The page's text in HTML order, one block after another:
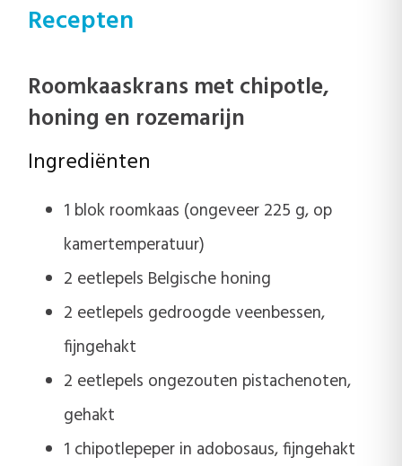
Recepten
Roomkaaskrans met chipotle,
honing en rozemarijn
Ingrediënten
1 blok roomkaas (ongeveer 225 g, op
kamertemperatuur)
2 eetlepels Belgische honing
2 eetlepels gedroogde veenbessen,
fijngehakt
2 eetlepels ongezouten pistachenoten,
gehakt
1 chipotlepeper in adobosaus, fijngehakt